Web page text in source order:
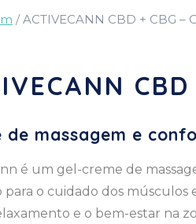
/ ACTIVECANN CBD + CBG
de massagem e
é um gel-creme de
para o cuidado dos
e o bem-estar na